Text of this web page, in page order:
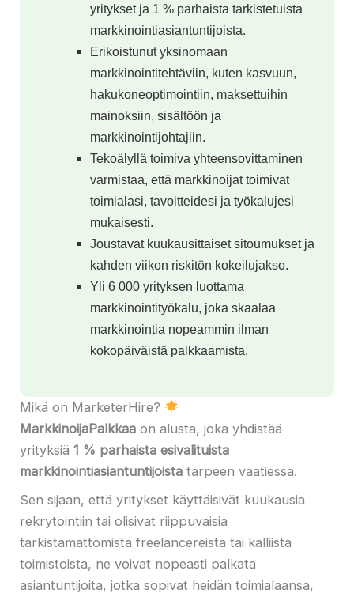
yritykset ja 1 % parhaista tarkistetuista
markkinointiasiantuntijoista.
Erikoistunut yksinomaan
markkinointitehtäviin, kuten kasvuun,
hakukoneoptimointiin, maksettuihin
mainoksiin, sisältöön ja
markkinointijohtajiin.
Tekoälyllä toimiva yhteensovittaminen
varmistaa, että markkinoijat toimivat
toimialasi, tavoitteidesi ja työkalujesi
mukaisesti.
Joustavat kuukausittaiset sitoumukset ja
kahden viikon riskitön kokeilujakso.
Yli 6 000 yrityksen luottama
markkinointityökalu, joka skaalaa
markkinointia nopeammin ilman
kokopäiväistä palkkaamista.
Mikä on MarketerHire?
MarkkinoijaPalkkaa on alusta, joka yhdistää
yrityksiä 1 % parhaista esivalituista
markkinointiasiantuntijoista tarpeen vaatiessa.
Sen sijaan, että yritykset käyttäisivät kuukausia
rekrytointiin tai olisivat riippuvaisia ​​​​
tarkistamattomista freelancereista tai kalliista
toimistoista, ne voivat nopeasti palkata
asiantuntijoita, jotka sopivat heidän toimialaansa,